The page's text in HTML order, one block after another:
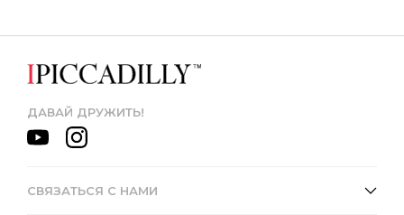
ДАВАЙ ДРУЖИТЬ!
СВЯЗАТЬСЯ С НАМИ